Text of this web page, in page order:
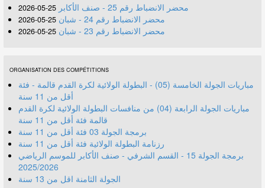
محضر الانضباط رقم 25 - صنف الأكابر 25-05-2026
محضر الانضباط رقم 24 - شبان 25-05-2026
محضر الانضباط رقم 23 - شبان 25-05-2026
ORGANISATION DES COMPÉTITIONS
مباريات الجولة الخامسة (05) - البطولة الولائية لكرة القدم قالمة - فئة
أقل من 11 سنة
مباريات الجولة الرابعة (04) من منافسات البطولة الولائية لكرة القدم
قالمة فئة أقل من 11 سنة
برمجة الجولة 03 فئة أقل من 11 سنة
رزنامة البطولة الولائية فئة أقل من 11 سنة
برمجة الجولة 15 - القسم الشرفي - صنف الأكابر للموسم الرياضي
2025/2026
الجولة الثامنة اقل من 13 سنة